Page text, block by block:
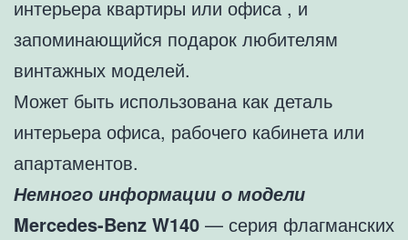
интерьера квартиры или офиса , и
запоминающийся подарок любителям
винтажных моделей.
Может быть использована как деталь
интерьера офиса, рабочего кабинета или
апартаментов.
Немного информации о модели
Mercedes-Benz W140 — серия флагманских